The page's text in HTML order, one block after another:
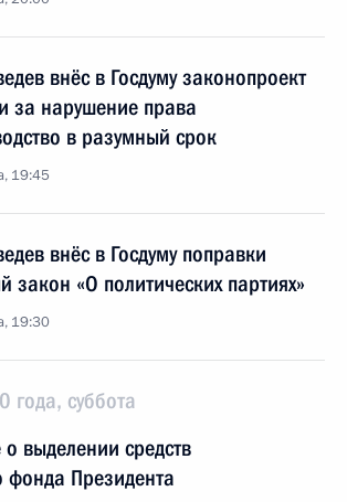
внёс в Госдуму законопроект
за нарушение права
в разумный срок
19:45
внёс в Госдуму поправки
закон «О политических партиях»
19:30
года, суббота
выделении средств
фонда Президента